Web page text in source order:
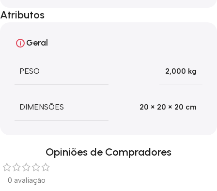
Atributos
Geral
PESO 2,000 kg
DIMENSÕES 20 × 20 × 20 cm
Opiniões de Compradores
0 avaliação